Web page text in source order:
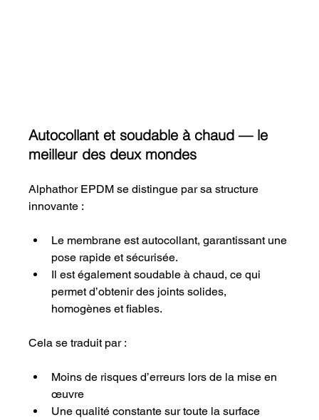
Autocollant et soudable à chaud — le
meilleur des deux mondes
Alphathor EPDM se distingue par sa structure
innovante :
Le membrane est autocollant, garantissant une
pose rapide et sécurisée.
Il est également soudable à chaud, ce qui
permet d’obtenir des joints solides,
homogènes et fiables.
Cela se traduit par :
Moins de risques d’erreurs lors de la mise en
œuvre
Une qualité constante sur toute la surface